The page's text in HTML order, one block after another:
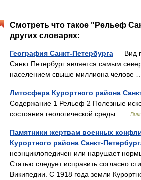
Смотреть что такое "Рельеф
других словарях:
География Санкт-Петербурга — Вид
Санкт Петербург является самым
населением свыше миллиона челове
Литосфера Курортного района
Содержание 1 Рельеф 2 Полезные
состояния геологической среды …
Памятники жертвам военных
Курортного района Санкт-
неэнциклопедичен или нарушает
Статью следует исправить согласно
Википедии. С 1918 года земли